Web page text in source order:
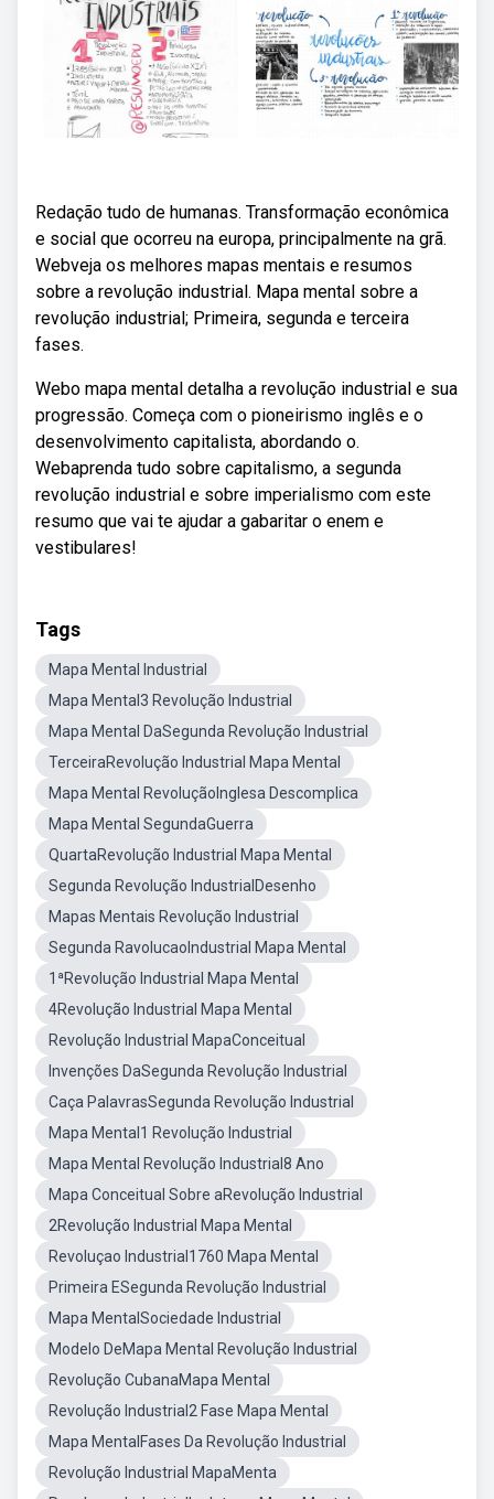
Redação tudo de humanas. Transformação econômica
e social que ocorreu na europa, principalmente na grã.
Webveja os melhores mapas mentais e resumos
sobre a revolução industrial. Mapa mental sobre a
revolução industrial; Primeira, segunda e terceira
fases.
Webo mapa mental detalha a revolução industrial e sua
progressão. Começa com o pioneirismo inglês e o
desenvolvimento capitalista, abordando o.
Webaprenda tudo sobre capitalismo, a segunda
revolução industrial e sobre imperialismo com este
resumo que vai te ajudar a gabaritar o enem e
vestibulares!
Tags
Mapa Mental Industrial
Mapa Mental3 Revolução Industrial
Mapa Mental DaSegunda Revolução Industrial
TerceiraRevolução Industrial Mapa Mental
Mapa Mental RevoluçãoInglesa Descomplica
Mapa Mental SegundaGuerra
QuartaRevolução Industrial Mapa Mental
Segunda Revolução IndustrialDesenho
Mapas Mentais Revolução Industrial
Segunda RavolucaoIndustrial Mapa Mental
1ªRevolução Industrial Mapa Mental
4Revolução Industrial Mapa Mental
Revolução Industrial MapaConceitual
Invenções DaSegunda Revolução Industrial
Caça PalavrasSegunda Revolução Industrial
Mapa Mental1 Revolução Industrial
Mapa Mental Revolução Industrial8 Ano
Mapa Conceitual Sobre aRevolução Industrial
2Revolução Industrial Mapa Mental
Revoluçao Industrial1760 Mapa Mental
Primeira ESegunda Revolução Industrial
Mapa MentalSociedade Industrial
Modelo DeMapa Mental Revolução Industrial
Revolução CubanaMapa Mental
Revolução Industrial2 Fase Mapa Mental
Mapa MentalFases Da Revolução Industrial
Revolução Industrial MapaMenta